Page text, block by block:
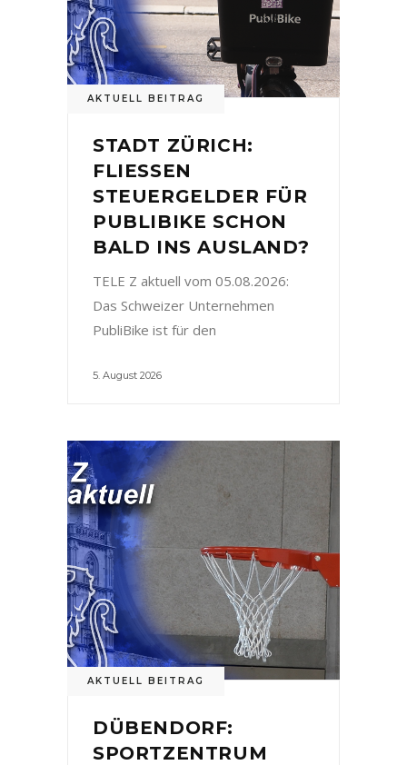
AKTUELL BEITRAG
STADT ZÜRICH:
FLIESSEN
STEUERGELDER FÜR
PUBLIBIKE SCHON
BALD INS AUSLAND?
TELE Z aktuell vom 05.08.2026:
Das Schweizer Unternehmen
PubliBike ist für den
5. August 2026
AKTUELL BEITRAG
DÜBENDORF:
SPORTZENTRUM